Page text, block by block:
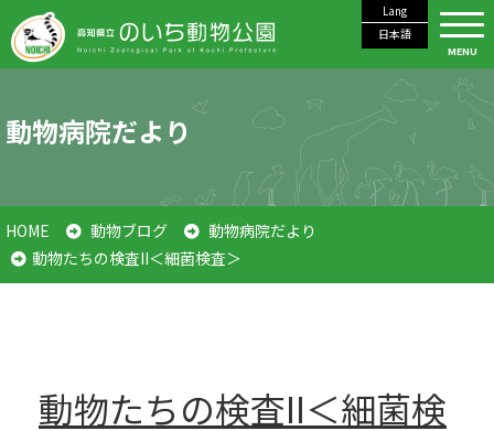
Lang
日本語
MENU
動物病院だより
HOME 動物ブログ
動物病院だより
動物たちの検査II＜細菌検査＞
動物たちの検査II＜細菌検